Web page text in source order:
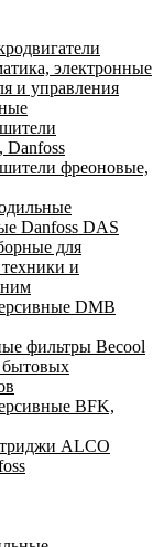
электронные
и управления
Danfoss
фреоновые,
Danfoss DAS
для
и
DMB
фильтры Becool
BFK,
ALCO